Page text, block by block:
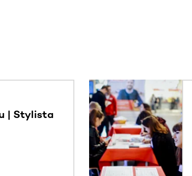
Tab lub przesuń palcem, aby zobaczyć
| Stylista